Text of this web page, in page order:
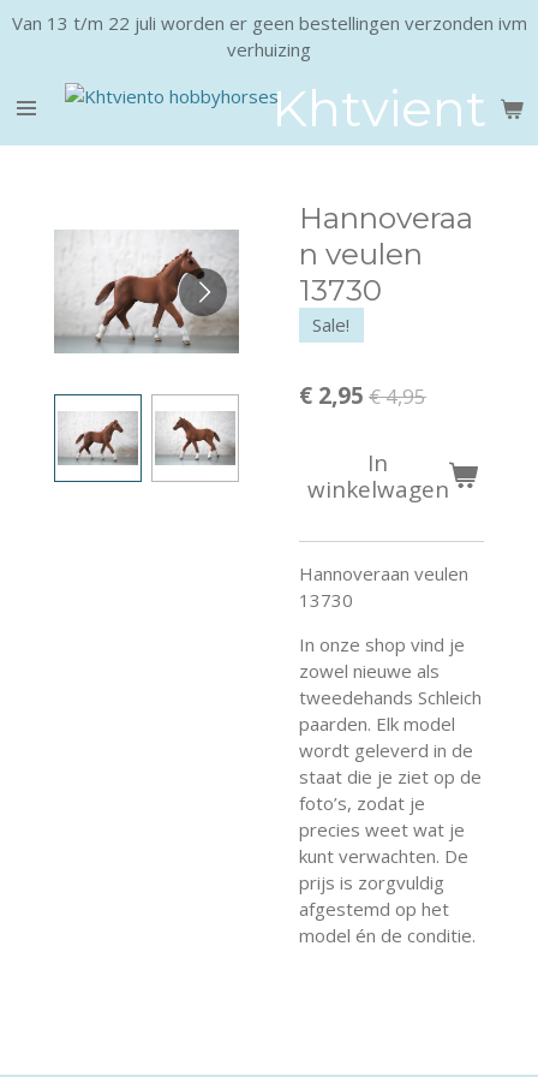
Ga
de
Khtviento
Van 13 t/m 22 juli worden er geen bestellingen verzonden ivm
verhuizing
Hannoveraa
n veulen
13730
Sale!
€ 2,95 € 4,95
In
winkelwagen
Hannoveraan veulen
13730
In onze shop vind je
zowel nieuwe als
tweedehands Schleich
paarden. Elk model
wordt geleverd in de
staat die je ziet op de
foto’s, zodat je
precies weet wat je
kunt verwachten. De
prijs is zorgvuldig
afgestemd op het
model én de conditie.